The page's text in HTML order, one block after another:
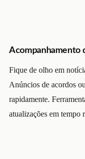
Acompanhamento
Fique de olho em
Anúncios de acordos
rapidamente.
atualizações em tempo